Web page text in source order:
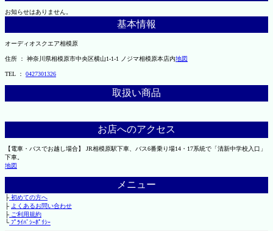
お知らせはありません。
基本情報
オーディオスクエア相模原
住所 ： 神奈川県相模原市中央区横山1-1-1 ノジマ相模原本店内地図
TEL ： 0427301326
取扱い商品
お店へのアクセス
【電車・バスでお越し場合】 JR相模原駅下車、バス6番乗り場14・17系統で「清新中学校入口」
下車。
地図
メニュー
├初めての方へ
├ よくあるお問い合わせ
├ご利用規約
└ﾌﾟﾗｲﾊﾞｼｰﾎﾟﾘｼｰ